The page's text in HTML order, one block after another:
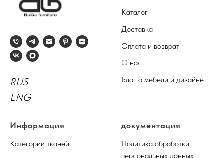
RUS
ENG
Каталог
Доставка
Оплата и возврат
О нас
Блог о мебели и дизайне
Информация
Категории тканей
документация
Политика обработки
персональных данных